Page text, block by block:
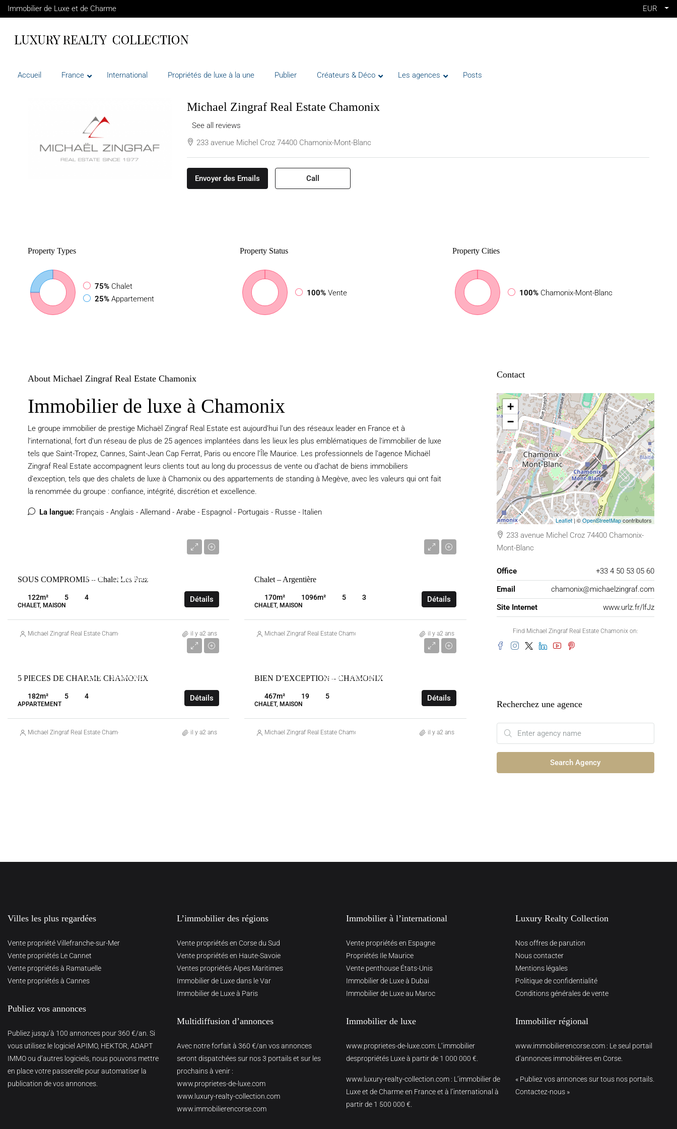
Immobilier de Luxe et de Charme EUR
Accueil France International Propriétés de luxe à la une Publier Créateurs & Déco Les agences Posts
Michael Zingraf Real Estate Chamonix
See all reviews
233 avenue Michel Croz 74400 Chamonix-Mont-Blanc
Envoyer des Emails Call
Property Types
75% Chalet
25% Appartement
Property Status
100% Vente
PropertyCities
100% Chamonix-Mont-Blanc
About Michael Zingraf Real Estate Chamonix
Immobilier de luxe à Chamonix
Le groupe immobilier de prestige Michaël Zingraf Real Estate est aujourd’hui l’un des réseaux leader en France et à
l’international, fort d’un réseau de plus de 25 agences implantées dans les lieux les plus emblématiques de l’immobilier de luxe
tels que Saint-Tropez, Cannes, Saint-Jean Cap Ferrat, Paris ou encore l’Île Maurice. Les professionnels de l’agence Michaël
Zingraf Real Estate accompagnent leurs clients tout au long du processus de vente ou d’achat de biens immobiliers
d’exception, tels que des chalets de luxe à Chamonix ou des appartements de standing à Megève, avec les valeurs qui ont fait
la renommée du groupe : confiance, intégrité, discrétion et excellence.
La langue: Français - Anglais - Allemand - Arabe - Espagnol - Portugais - Russe - Italien
VENTE CHAMONIX-MONT-BLANC
SOUS COMPROMIS – Chalet Les Praz
122m² 5 4
CHALET, MAISON
Détails
Michael Zingraf Real Estate Chamonix il y a2 ans
Chalet – Argentière
170m² 1096m² 5 3
CHALET, MAISON
Détails
Michael Zingraf Real Estate Chamonix il y a2 ans
VENTE CHAMONIX-MONT-BLANC
5 PIECES DE CHARME CHAMONIX
182m² 5 4
APPARTEMENT
Détails
Michael Zingraf Real Estate Chamonix il y a2 ans
VENTE CHAMONIX-MONT-BLANC
BIEN D’EXCEPTION – CHAMONIX
467m² 19 5
CHALET, MAISON
Détails
Michael Zingraf Real Estate Chamonix il y a2 ans
Contact
+
−
Leaflet| ©OpenStreetMapcontributors
233 avenue Michel Croz 74400 Chamonix-
Mont-Blanc
Office
+33 4 50 53 05 60
Email
chamonix@michaelzingraf.com
Site Internet
www.urlz.fr/lfJz
Find Michael Zingraf Real Estate Chamonix on:
Recherchez une agence
Search Agency
Villes les plus regardées
Vente propriété Villefranche-sur-Mer
Vente propriétés Le Cannet
Vente propriétés à Ramatuelle
Vente propriétés à Cannes
Publiez vos annonces
Publiez jusqu’à 100 annonces pour 360 €/an. Si
vous utilisez le logiciel APIMO, HEKTOR, ADAPT
IMMO ou d’autres logiciels, nous pouvons mettre
en place votre passerelle pour automatiser la
publication de vos annonces.
L’immobilier des régions
Vente propriétés en Corse du Sud
Vente propriétés en Haute-Savoie
Ventes propriétés Alpes Maritimes
Immobilier de Luxe dans le Var
Immobilier de Luxe à Paris
Multidiffusion d’annonces
Avec notre forfait à 360 €/an vos annonces
seront dispatchées sur nos 3 portails et sur les
prochains à venir :
www.proprietes-de-luxe.com
www.luxury-realty-collection.com
www.immobilierencorse.com
Immobilier à l’international
Vente propriétés en Espagne
Propriétés Ile Maurice
Vente penthouse États-Unis
Immobilier de Luxe à Dubai
Immobilier de Luxe au Maroc
Immobilier de luxe
www.proprietes-de-luxe.com: L’immobilier
despropriétés Luxe à partir de 1 000 000 €.
www.luxury-realty-collection.com : L’immobilier de
Luxe et de Charme en France et à l’international à
partir de 1 500 000 €.
Luxury Realty Collection
Nos offres de parution
Nous contacter
Mentions légales
Politique de confidentialité
Conditions générales de vente
Immobilier régional
www.immobilierencorse.com : Le seul portail
d’annonces immobilières en Corse.
« Publiez vos annonces sur tous nos portails.
Contactez-nous »